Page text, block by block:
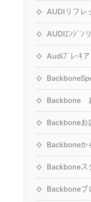
AUDIリフレ
AUDIｴﾝｼﾞﾝ
Audiﾌﾞﾚｰｷ
Backbone
Backboneお
Backboneか
Backboneス
Backboneブ